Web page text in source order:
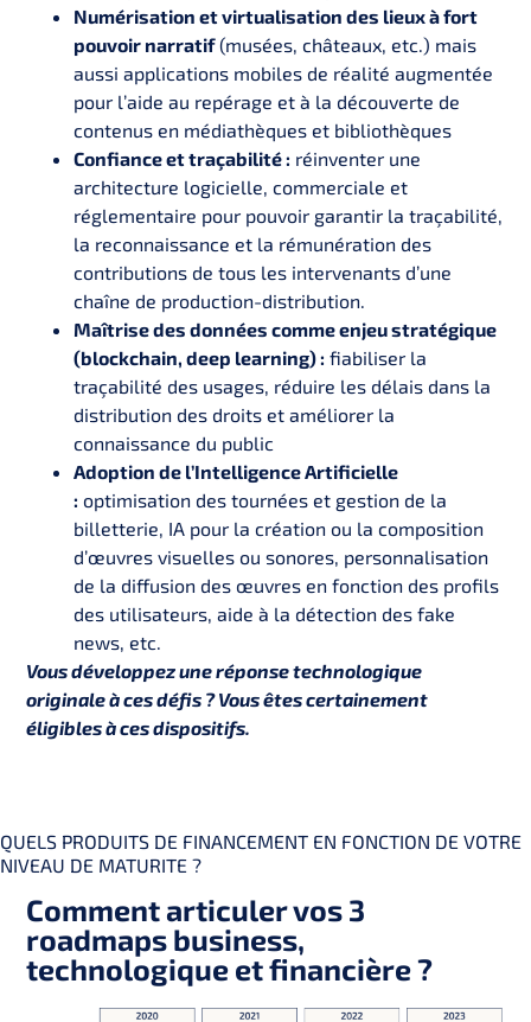
Numérisation et virtualisation des lieux à fort
pouvoir narratif(musées, châteaux, etc.) mais
aussi applications mobiles de réalité augmentée
pour l’aide au repérage et à la découverte de
contenus en médiathèques et bibliothèques
Confiance et traçabilité : réinventer une
architecture logicielle, commerciale et
réglementaire pour pouvoir garantir la traçabilité,
la reconnaissance et la rémunération des
contributions de tous les intervenants d’une
chaîne de production-distribution.
Maîtrise des données comme enjeu stratégique
(blockchain, deep learning) : fiabiliser la
traçabilité des usages, réduire les délais dans la
distribution des droits et améliorer la
connaissance du public
Adoption de l’Intelligence Artificielle
: optimisation des tournées et gestion de la
billetterie, IA pour la création ou la composition
d’œuvres visuelles ou sonores, personnalisation
de la diffusion des œuvres en fonction des profils
des utilisateurs, aide à la détection des fake
news, etc.
Vous développez une réponse technologique
originale à ces défis ? Vous êtes certainement
éligibles à ces dispositifs.
QUELS PRODUITS DE FINANCEMENT EN FONCTION DE VOTRE
NIVEAU DE MATURITE ?
Comment articuler vos 3
roadmaps business,
technologique et financière ?